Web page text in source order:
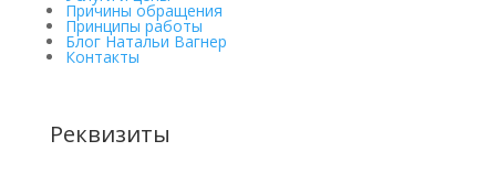
Причины обращения
Принципы работы
Блог Натальи Вагнер
Контакты
Реквизиты